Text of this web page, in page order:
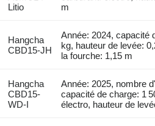
Litio
m
Hangcha
CBD15-JH
Année: 2024, capacité
kg, hauteur de levée:
la fourche: 1,15 m
Hangcha
CBD15-
WD-I
Année: 2025, nombre
capacité de charge: 1
électro, hauteur de